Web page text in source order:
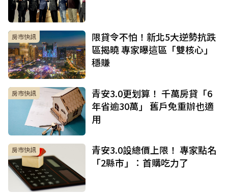
房市快訊
限貸令不怕！新北5大逆勢抗跌
區揭曉 專家曝這區「雙核心」
穩賺
房市快訊
青安3.0更划算！ 千萬房貸「6
年省逾30萬」 舊戶免重辦也適
用
房市快訊
青安3.0設總價上限！ 專家點名
「2縣市」：首購吃力了